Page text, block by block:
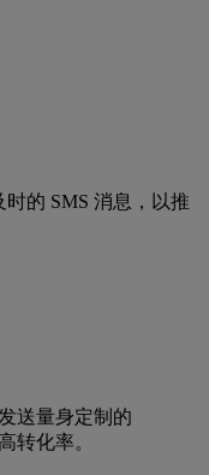
的 SMS 消息，以推
送量身定制的
转化率。